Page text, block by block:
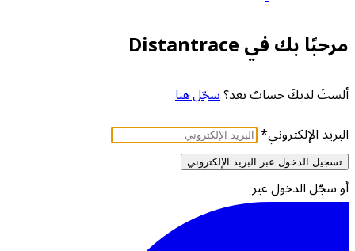
مرحبًا بك في Distantrace
ألستَ لديكَ حسابٌ بعد؟سجّل هنا
البريد الإلكتروني*
تسجيل الدخول عبر البريد الإلكتروني
أو سجّل الدخول عبر